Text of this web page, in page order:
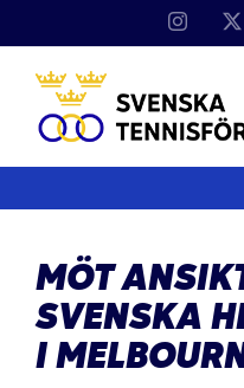
MÖT
SVENSKA
I